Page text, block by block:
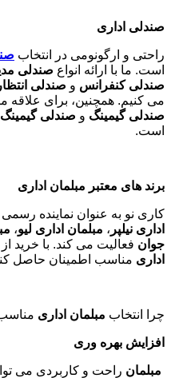
صندلی اداری
راحتی و ارگونومی در انتخاب
است. ما با ارائه انواع صندلی
صندلی کنفرانس و صندلی انتظار
می کنیم. همچنین، برای علاقه
صندلی گیمینگ و صندلی گیمینگ
است.
برند های معتبر مبلمان اداری
کاری نو به عنوان نماینده
اداری نیلپر ، مبلمان اداری لیو،
جوان فعالیت می کند. با خرید از
اداری مناسب اطمینان حاصل
چرا انتخاب مبلمان اداری
افزایش بهره وری
مبلمان راحت و کاربردی می